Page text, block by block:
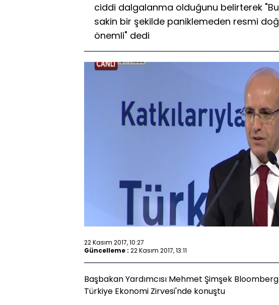
ciddi dalgalanma olduğunu belirterek
sakin bir şekilde paniklemeden resmi
önemli" dedi
22 Kasım 2017, 10:27
Güncelleme : 22 Kasım 2017, 13:11
Başbakan Yardımcısı Mehmet Şimşek
Türkiye Ekonomi Zirvesi'nde konuştu